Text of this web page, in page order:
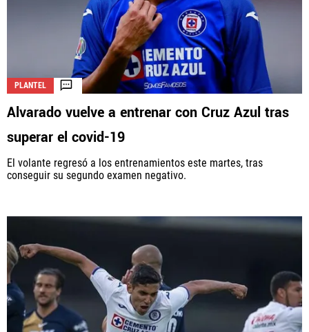
PLANTEL
Alvarado vuelve a entrenar con Cruz Azul tras
superar el covid-19
El volante regresó a los entrenamientos este martes, tras
conseguir su segundo examen negativo.